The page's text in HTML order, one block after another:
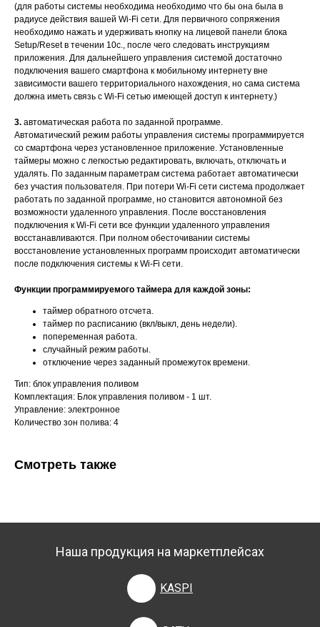
(для работы системы необходима необходимо что бы она была в
радиусе действия вашей Wi-Fi сети. Для первичного сопряжения
необходимо нажать и удерживать кнопку на лицевой панели блока
Setup/Reset в течении 10с., после чего следовать инструкциям
приложения. Для дальнейшего управления системой достаточно
подключения вашего смартфона к мобильному интернету вне
зависимости вашего территориального нахождения, но сама система
должна иметь связь с Wi-Fi сетью имеющей доступ к интернету.)
3. автоматическая работа по заданной программе.
Автоматический режим работы управления системы программируется
со смартфона через установленное приложение. Установленные
таймеры можно с легкостью редактировать, включать, отключать и
удалять. По заданным параметрам система работает автоматически
без участия пользователя. При потери Wi-Fi сети система продолжает
работать по заданной программе, но становится автономной без
возможности удаленного управления. После восстановления
подключения к Wi-Fi сети все функции удаленного управления
восстанавливаются. При полном обесточивании системы
восстановление установленных программ происходит автоматически
после подключения системы к Wi-Fi сети.
Функции программируемого таймера для каждой зоны:
таймер обратного отсчета.
таймер по расписанию (вкл/выкл, день недели).
попеременная работа.
случайный режим работы.
отключение через заданный промежуток времени.
Тип: блок управления поливом
Комплектация: Блок управления поливом - 1 шт.
Управление: электронное
Количество зон полива: 4
Смотреть также
Наша продукция на маркетплейсах
KASPI